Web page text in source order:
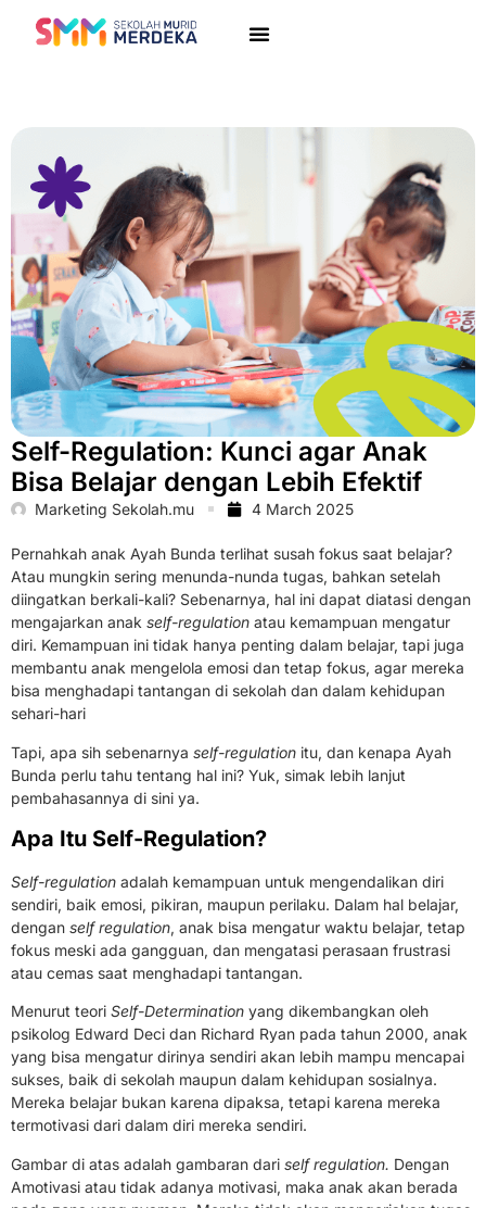
Self-Regulation: Kunci agar Anak
Bisa Belajar dengan Lebih Efektif
Marketing Sekolah.mu 4 March 2025
Pernahkah anak Ayah Bunda terlihat susah fokus saat belajar?
Atau mungkin sering menunda-nunda tugas, bahkan setelah
diingatkan berkali-kali? Sebenarnya, hal ini dapat diatasi dengan
mengajarkan anak self-regulation atau kemampuan mengatur
diri. Kemampuan ini tidak hanya penting dalam belajar, tapi juga
membantu anak mengelola emosi dan tetap fokus, agar mereka
bisa menghadapi tantangan di sekolah dan dalam kehidupan
sehari-hari
Tapi, apa sih sebenarnya self-regulation itu, dan kenapa Ayah
Bunda perlu tahu tentang hal ini? Yuk, simak lebih lanjut
pembahasannya di sini ya.
Apa Itu Self-Regulation?
Self-regulation adalah kemampuan untuk mengendalikan diri
sendiri, baik emosi, pikiran, maupun perilaku. Dalam hal belajar,
dengan self regulation, anak bisa mengatur waktu belajar, tetap
fokus meski ada gangguan, dan mengatasi perasaan frustrasi
atau cemas saat menghadapi tantangan.
Menurut teori Self-Determination yang dikembangkan oleh
psikolog Edward Deci dan Richard Ryan pada tahun 2000, anak
yang bisa mengatur dirinya sendiri akan lebih mampu mencapai
sukses, baik di sekolah maupun dalam kehidupan sosialnya.
Mereka belajar bukan karena dipaksa, tetapi karena mereka
termotivasi dari dalam diri mereka sendiri.
Gambar di atas adalah gambaran dari self regulation. Dengan
Amotivasi atau tidak adanya motivasi, maka anak akan berada